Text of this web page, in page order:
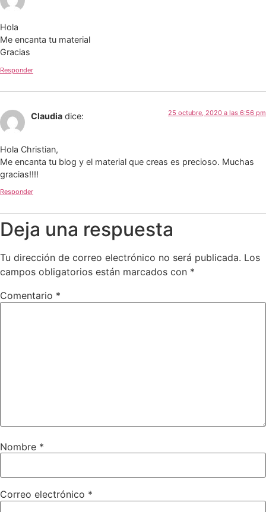
Hola
Me encanta tu material
Gracias
Responder
Claudia dice: 25 octubre, 2020 a las 6:56 pm
Hola Christian,
Me encanta tu blog y el material que creas es precioso. Muchas
gracias!!!!
Responder
Deja una respuesta
Tu dirección de correo electrónico no será publicada. Los
campos obligatorios están marcados con *
Comentario *
Nombre *
Correo electrónico *